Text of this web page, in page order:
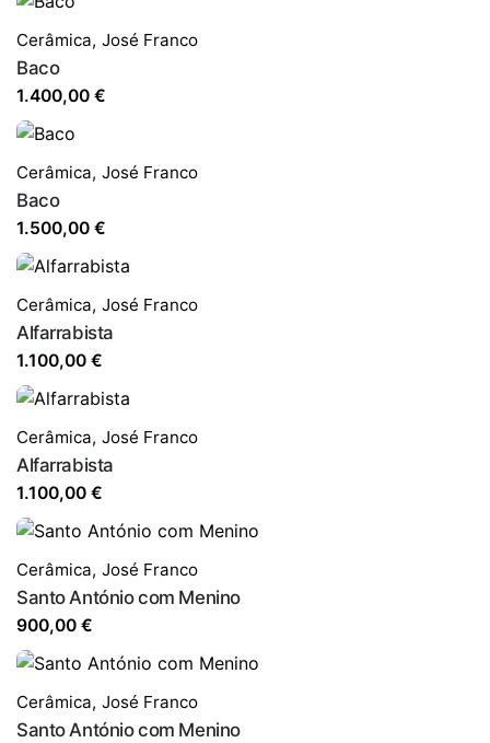
Cerâmica, José Franco
Baco
1.400,00 €
Cerâmica, José Franco
Baco
1.500,00 €
Cerâmica, José Franco
Alfarrabista
1.100,00 €
Cerâmica, José Franco
Alfarrabista
1.100,00 €
Cerâmica, José Franco
Santo António com Menino
900,00 €
Cerâmica, José Franco
Santo António com Menino